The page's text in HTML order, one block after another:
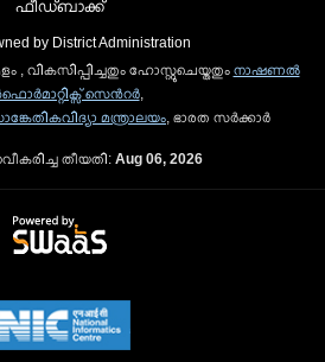
ഫീഡ്ബാക്ക്
by District Administration
, വികസിപ്പിച്ചതും ഹോസ്റ്റുചെയ്തതും നാഷണല്‍
സെന്‍റര്‍,
മന്ത്രാലയം, ഭാരത സര്‍ക്കാര്‍
തീയതി: Aug 06, 2026